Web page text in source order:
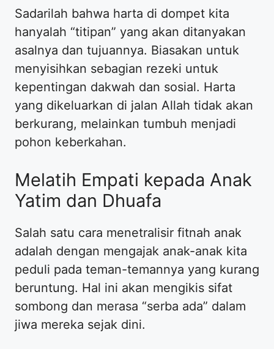
Sadarilah bahwa harta di dompet kita
hanyalah “titipan” yang akan ditanyakan
asalnya dan tujuannya. Biasakan untuk
menyisihkan sebagian rezeki untuk
kepentingan dakwah dan sosial. Harta
yang dikeluarkan di jalan Allah tidak akan
berkurang, melainkan tumbuh menjadi
pohon keberkahan.
Melatih Empati kepada Anak
Yatim dan Dhuafa
Salah satu cara menetralisir fitnah anak
adalah dengan mengajak anak-anak kita
peduli pada teman-temannya yang kurang
beruntung. Hal ini akan mengikis sifat
sombong dan merasa “serba ada” dalam
jiwa mereka sejak dini.